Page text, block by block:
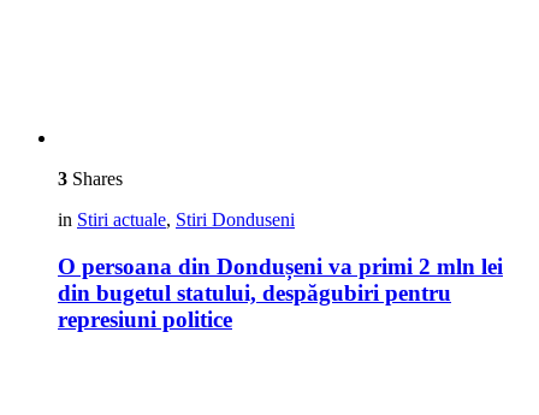
3 Shares
in Stiri actuale, Stiri Donduseni
O persoana din Dondușeni va primi 2 mln lei
din bugetul statului, despăgubiri pentru
represiuni politice